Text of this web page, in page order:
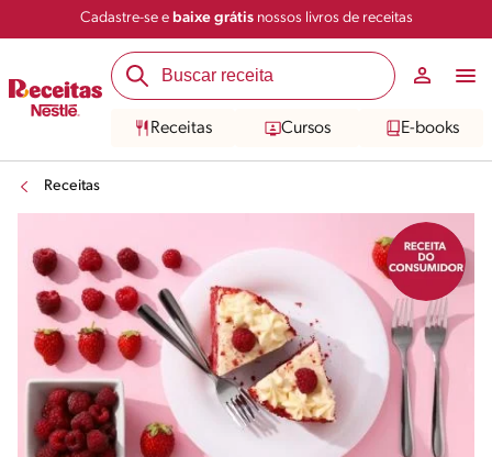
Cadastre-se e baixe grátisnossos livros de receitas
Receitas Cursos E-books
Receitas
Salvar Compartilhar